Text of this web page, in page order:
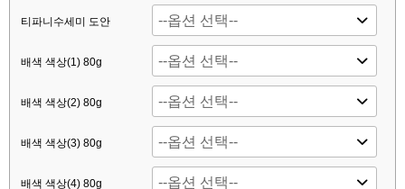
티파니수세미 도안
배색 색상(1) 80g
배색 색상(2) 80g
배색 색상(3) 80g
배색 색상(4) 80g